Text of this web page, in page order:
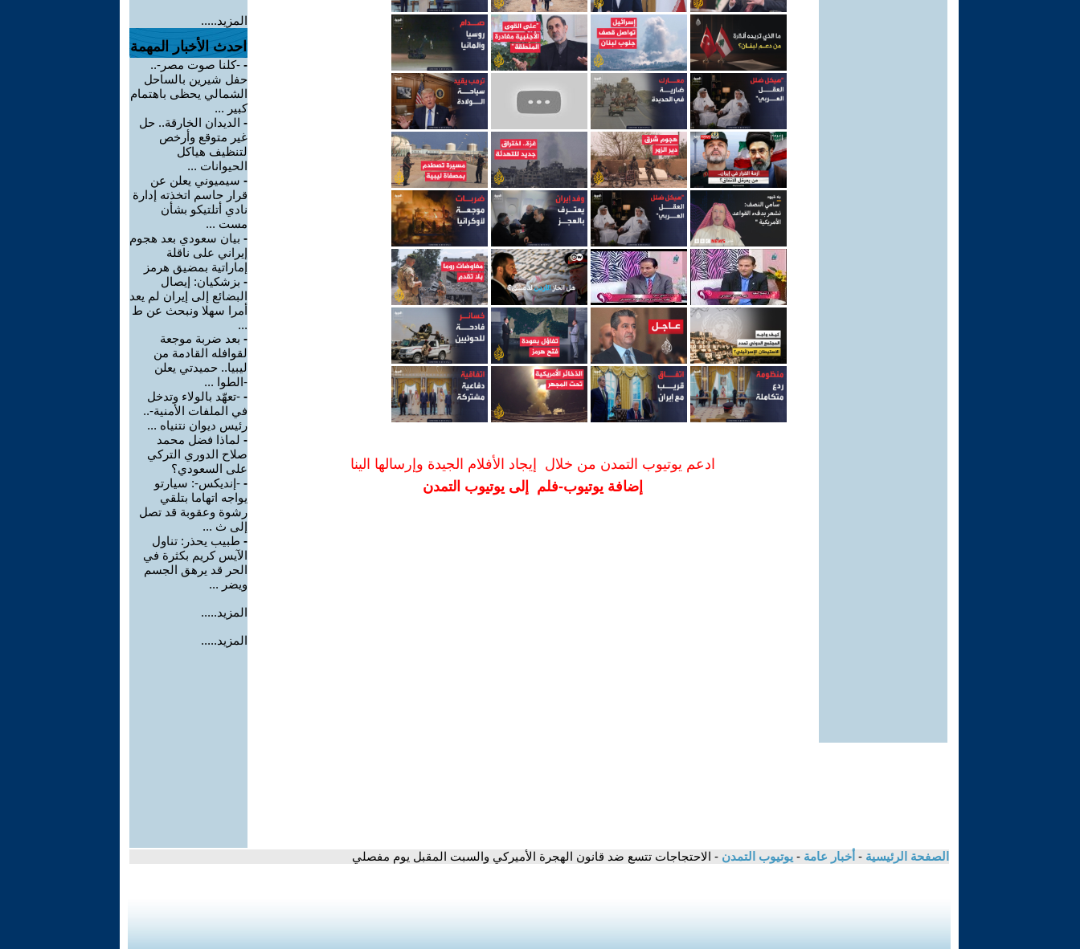
ادعم يوتيوب التمدن من خلال إيجاد الأفلام الجيدة وإرسالها الينا
إضافة يوتيوب-فلم إلى يوتيوب التمدن
المزيد.....
احدث الأخبار المهمة
- -كلنا صوت مصر-..
حفل شيرين بالساحل
الشمالي يحظى باهتمام
كبير ...
- الديدان الخارقة.. حل
غير متوقع وأرخص
لتنظيف هياكل
الحيوانات ...
- سيميوني يعلن عن
قرار حاسم اتخذته إدارة
نادي أتلتيكو بشأن
مست ...
- بيان سعودي بعد هجوم
إيراني على ناقلة
إماراتية بمضيق هرمز
- بزشكيان: إيصال
البضائع إلى إيران لم يعد
أمرا سهلا ونبحث عن ط
...
- بعد ضربة موجعة
لقوافله القادمة من
ليبيا.. حميدتي يعلن
-الطوا ...
- -تعهّد بالولاء وتدخل
في الملفات الأمنية-..
رئيس ديوان نتنياه ...
- لماذا فضل محمد
صلاح الدوري التركي
على السعودي؟
- -إنديكس-: سيارتو
يواجه اتهاما بتلقي
رشوة وعقوبة قد تصل
إلى ث ...
- طبيب يحذر: تناول
الآيس كريم بكثرة في
الحر قد يرهق الجسم
ويضر ...
المزيد.....
المزيد.....
الصفحة الرئيسية - أخبار عامة - يوتيوب التمدن - الاحتجاجات تتسع ضد قانون الهجرة الأميركي والسبت المقبل يوم مفصلي